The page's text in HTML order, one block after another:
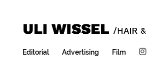
Editorial Advertising Film